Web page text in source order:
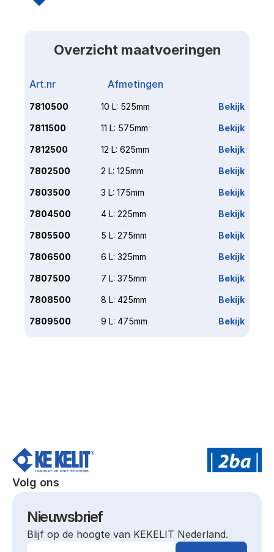
Overzicht maatvoeringen
Art.nr Afmetingen
7810500 10 L: 525mm Bekijk
7811500 11 L: 575mm Bekijk
7812500 12 L: 625mm Bekijk
7802500 2 L: 125mm Bekijk
7803500 3 L: 175mm Bekijk
7804500 4 L: 225mm Bekijk
7805500 5 L: 275mm Bekijk
7806500 6 L: 325mm Bekijk
7807500 7 L: 375mm Bekijk
7808500 8 L: 425mm Bekijk
7809500 9 L: 475mm Bekijk
Volg ons
Nieuwsbrief
Blijf op de hoogte van KEKELIT Nederland.